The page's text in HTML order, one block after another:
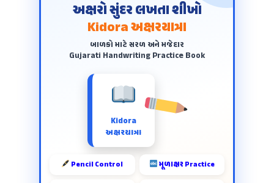
અક્ષરો સુંદર લખતા શીખો
Kidora અક્ષરયાત્રા
બાળકો માટે સરળ અને મજેદાર
Gujarati Handwriting Practice Book
Kidora
અક્ષરયાત્રા
Pencil Control મૂળાક્ષર Practice